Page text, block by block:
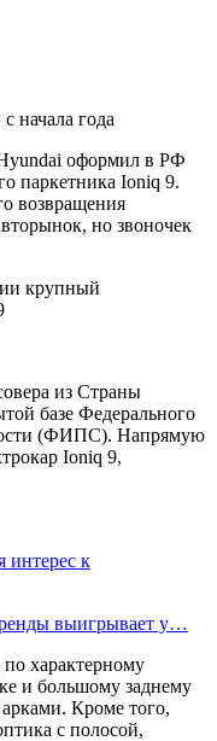
начала года
оформил в РФ
паркетника Ioniq 9.
возвращения
но звоночек
из Страны
базе Федерального
(ФИПС). Напрямую
Ioniq 9,
интерес к
выигрывает у…
характерному
и большому заднему
Кроме того,
с полосой,